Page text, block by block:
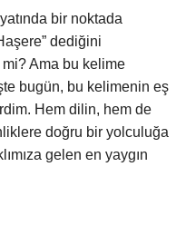
bir noktada
dediğini
Ama bu kelime
bugün, bu kelimenin eş
Hem dilin, hem de
doğru bir yolculuğa
gelen en yaygın